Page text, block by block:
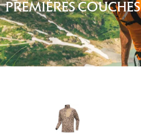
HOMME
PREMIÈRES COUCHES